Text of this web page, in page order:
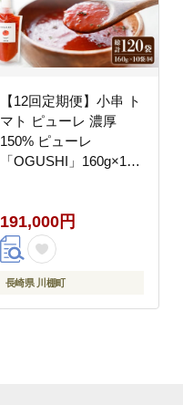
【12回定期便】小串 ト
マト ピューレ 濃厚
150% ピューレ
「OGUSHI」160g×10
191,000円
長崎県 川棚町